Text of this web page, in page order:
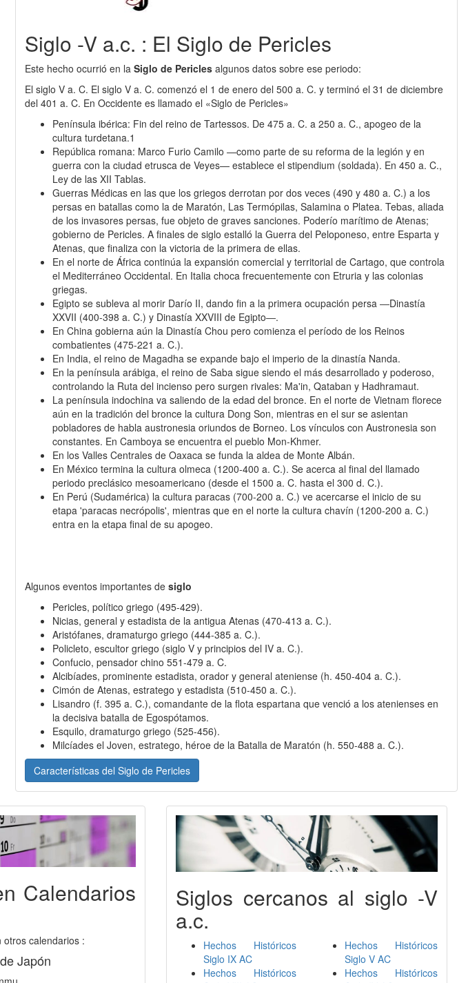
Siglo -V a.c. : El Siglo de Pericles
Este hecho ocurrió en la Siglo de Pericles algunos datos sobre ese periodo:
El siglo V a. C. El siglo V a. C. comenzó el 1 de enero del 500 a. C. y terminó el 31 de diciembre
del 401 a. C. En Occidente es llamado el «Siglo de Pericles»
Península ibérica: Fin del reino de Tartessos. De 475 a. C. a 250 a. C., apogeo de la
cultura turdetana.1​
República romana: Marco Furio Camilo —como parte de su reforma de la legión y en
guerra con la ciudad etrusca de Veyes— establece el stipendium (soldada). En 450 a. C.,
Ley de las XII Tablas.
Guerras Médicas en las que los griegos derrotan por dos veces (490 y 480 a. C.) a los
persas en batallas como la de Maratón, Las Termópilas, Salamina o Platea. Tebas, aliada
de los invasores persas, fue objeto de graves sanciones. Poderío marítimo de Atenas;
gobierno de Pericles. A finales de siglo estalló la Guerra del Peloponeso, entre Esparta y
Atenas, que finaliza con la victoria de la primera de ellas.
En el norte de África continúa la expansión comercial y territorial de Cartago, que controla
el Mediterráneo Occidental. En Italia choca frecuentemente con Etruria y las colonias
griegas.
Egipto se subleva al morir Darío II, dando fin a la primera ocupación persa ―Dinastía
XXVII (400-398 a. C.) y Dinastía XXVIII de Egipto―.
En China gobierna aún la Dinastía Chou pero comienza el período de los Reinos
combatientes (475-221 a. C.).
En India, el reino de Magadha se expande bajo el imperio de la dinastía Nanda.
En la península arábiga, el reino de Saba sigue siendo el más desarrollado y poderoso,
controlando la Ruta del incienso pero surgen rivales: Ma'in, Qataban y Hadhramaut.
La península indochina va saliendo de la edad del bronce. En el norte de Vietnam florece
aún en la tradición del bronce la cultura Dong Son, mientras en el sur se asientan
pobladores de habla austronesia oriundos de Borneo. Los vínculos con Austronesia son
constantes. En Camboya se encuentra el pueblo Mon-Khmer.
En los Valles Centrales de Oaxaca se funda la aldea de Monte Albán.
En México termina la cultura olmeca (1200-400 a. C.). Se acerca al final del llamado
periodo preclásico mesoamericano (desde el 1500 a. C. hasta el 300 d. C.).
En Perú (Sudamérica) la cultura paracas (700-200 a. C.) ve acercarse el inicio de su
etapa 'paracas necrópolis', mientras que en el norte la cultura chavín (1200-200 a. C.)
entra en la etapa final de su apogeo.
Algunos eventos importantes de siglo
Pericles, político griego (495-429).
Nicias, general y estadista de la antigua Atenas (470-413 a. C.).
Aristófanes, dramaturgo griego (444-385 a. C.).
Policleto, escultor griego (siglo V y principios del IV a. C.).
Confucio, pensador chino 551-479 a. C.
Alcibíades, prominente estadista, orador y general ateniense (h. 450-404 a. C.).
Cimón de Atenas, estratego y estadista (510-450 a. C.).
Lisandro (f. 395 a. C.), comandante de la flota espartana que venció a los atenienses en
la decisiva batalla de Egospótamos.
Esquilo, dramaturgo griego (525-456).
Milcíades el Joven, estratego, héroe de la Batalla de Maratón (h. 550-488 a. C.).
Características del Siglo de Pericles
Calendarios
otros calendarios :
Japón
Siglos cercanos al siglo -V
a.c.
Hechos Históricos
Siglo IX AC
Hechos Históricos
Hechos Históricos
Siglo V AC
Hechos Históricos